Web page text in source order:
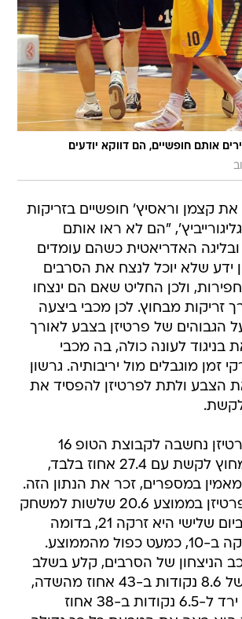
אותם חופשיים, הם דווקא יודעים
את קצמן וראסיץ' חופשיים בזריקות
"הם לא ראו אותם
ובליגה האדריאטית כשהם עומדים
ידע שלא יוכל לנצח את הסרבים
ולכן החליט שאם הם ינצחו
זריקות מבחוץ. לכן מכבי ביצעה
הגבוהים של פרטיזן בצבע לאורך
בניגוד לעונה כולה, בה מכבי
זמן מוגבלים מול יריבותיה. גרשון
הצבע ולתת לפרטיזן להפסיד את
לפני המשחק פרטיזן נחשבה לקבוצת הטופ 16
הגרועה מכולן מחוץ לקשת עם 27.4 אחוז בלבד,
במספרים, זכר את הנתון הזה.
בטופ 16 זרקה פרטיזן בממוצע 20.6 שלשות למשחק
וקלעה רק 5.5. ביום שלישי היא זרקה 21, בדומה
לממוצע, אך דייקה ב-10, כמעט כפול מהממוצע.
הניצחון של הסרבים, קלע בשלב
הבתים ממוצע של 8.6 נקודות ב-43 אחוז מהשדה,
ובשלב הטופ 16 ירד ל-6.5 נקודות ב-38 אחוז